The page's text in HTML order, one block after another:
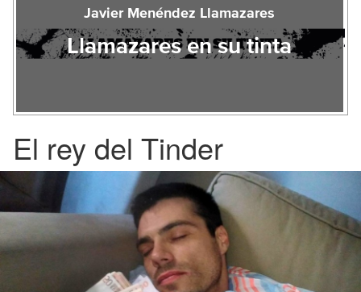
Javier Menéndez Llamazares
Llamazares en su tinta
El rey del Tinder